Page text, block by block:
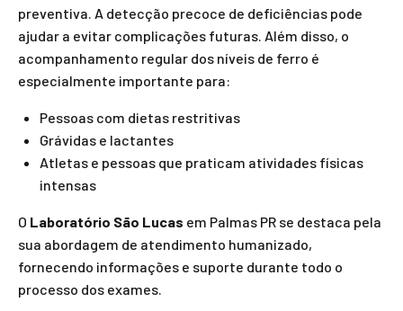
preventiva. A detecção precoce de deficiências pode
ajudar a evitar complicações futuras. Além disso, o
acompanhamento regular dos níveis de ferro é
especialmente importante para:
Pessoas com dietas restritivas
Grávidas e lactantes
Atletas e pessoas que praticam atividades físicas
intensas
O Laboratório São Lucas em Palmas PR se destaca pela
sua abordagem de atendimento humanizado,
fornecendo informações e suporte durante todo o
processo dos exames.